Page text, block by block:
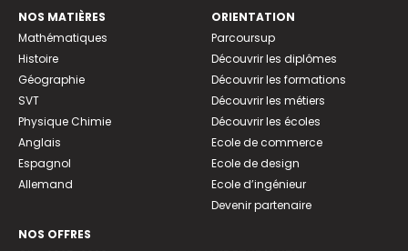
NOS MATIÈRES
Mathématiques
Histoire
Géographie
SVT
Physique Chimie
Anglais
Espagnol
Allemand
NOS OFFRES
ORIENTATION
Parcoursup
Découvrir les diplômes
Découvrir les formations
Découvrir les métiers
Découvrir les écoles
Ecole de commerce
Ecole de design
Ecole d’ingénieur
Devenir partenaire